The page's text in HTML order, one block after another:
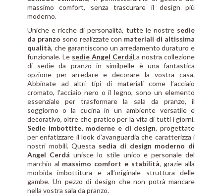
massimo comfort, senza trascurare il design più
moderno.
Uniche e ricche di personalità, tutte le nostre sedie
da pranzo sono realizzate con materiali di altissima
qualità, che garantiscono un arredamento duraturo e
funzionale. Le sedie Angel CerdáLa nostra collezione
di sedie da pranzo in similpelle è una fantastica
opzione per arredare e decorare la vostra casa.
Abbinate ad altri tipi di materiali come l’acciaio
cromato, l’acciaio nero o il legno, sono un elemento
essenziale per trasformare la sala da pranzo, il
soggiorno o la cucina in un ambiente versatile e
decorativo, oltre che pratico per la vita di tutti i giorni.
Sedie imbottite, moderne e di design, progettate
per enfatizzare il look d’avanguardia che caratterizza i
nostri mobili. Questa sedia di design moderno di
Angel Cerdá unisce lo stile unico e personale del
marchio al massimo comfort e stabilità, grazie alla
morbida imbottitura e all’originale struttura delle
gambe. Un pezzo di design che non potrà mancare
nella vostra sala da pranzo.